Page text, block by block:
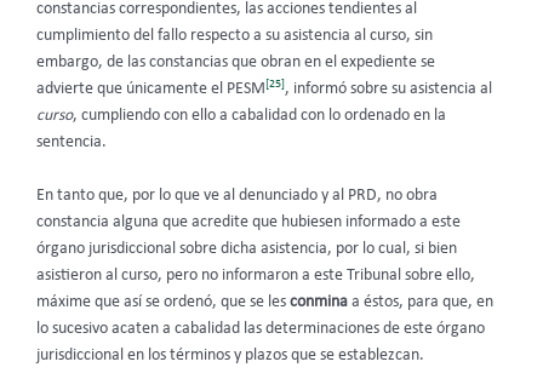
constancias correspondientes, las acciones tendientes al
cumplimiento del fallo respecto a su asistencia al curso, sin
embargo, de las constancias que obran en el expediente se
advierte que únicamente el PESM [25], informó sobre su asistencia al
curso, cumpliendo con ello a cabalidad con lo ordenado en la
sentencia.
En tanto que, por lo que ve al denunciado y al PRD, no obra
constancia alguna que acredite que hubiesen informado a este
órgano jurisdiccional sobre dicha asistencia, por lo cual, si bien
asistieron al curso, pero no informaron a este Tribunal sobre ello,
máxime que así se ordenó, que se les conmina a éstos, para que, en
lo sucesivo acaten a cabalidad las determinaciones de este órgano
jurisdiccional en los términos y plazos que se establezcan.